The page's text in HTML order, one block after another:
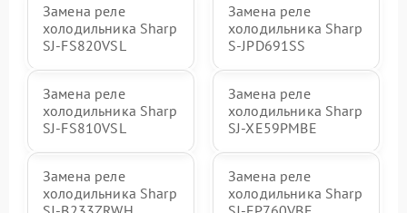
Замена реле
холодильника Sharp
SJ-FS820VSL
Замена реле
холодильника Sharp
S-JPD691SS
Замена реле
холодильника Sharp
SJ-FS810VSL
Замена реле
холодильника Sharp
SJ-XE59PMBE
Замена реле
холодильника Sharp
Замена реле
холодильника Sharp